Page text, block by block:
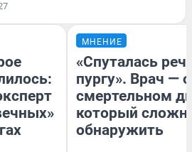
МНЕНИЕ
«Спуталась
пургу». Врач — о
смертельном
который
обнаружить